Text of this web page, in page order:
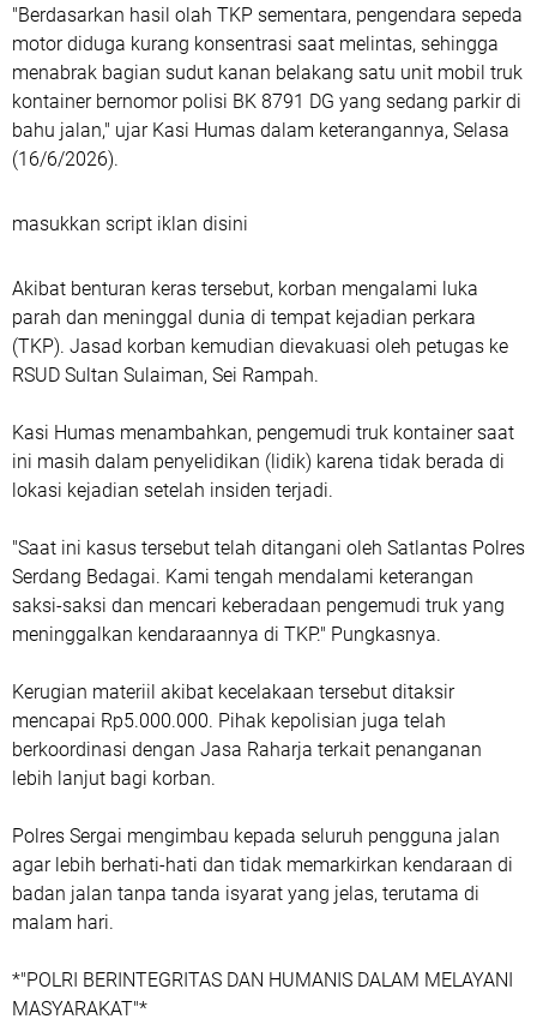
"Berdasarkan hasil olah TKP sementara, pengendara sepeda
motor diduga kurang konsentrasi saat melintas, sehingga
menabrak bagian sudut kanan belakang satu unit mobil truk
kontainer bernomor polisi BK 8791 DG yang sedang parkir di
bahu jalan," ujar Kasi Humas dalam keterangannya, Selasa
(16/6/2026).
masukkan script iklan disini
Akibat benturan keras tersebut, korban mengalami luka
parah dan meninggal dunia di tempat kejadian perkara
(TKP). Jasad korban kemudian dievakuasi oleh petugas ke
RSUD Sultan Sulaiman, Sei Rampah.
Kasi Humas menambahkan, pengemudi truk kontainer saat
ini masih dalam penyelidikan (lidik) karena tidak berada di
lokasi kejadian setelah insiden terjadi.
"Saat ini kasus tersebut telah ditangani oleh Satlantas Polres
Serdang Bedagai. Kami tengah mendalami keterangan
saksi-saksi dan mencari keberadaan pengemudi truk yang
meninggalkan kendaraannya di TKP." Pungkasnya.
Kerugian materiil akibat kecelakaan tersebut ditaksir
mencapai Rp5.000.000. Pihak kepolisian juga telah
berkoordinasi dengan Jasa Raharja terkait penanganan
lebih lanjut bagi korban.
Polres Sergai mengimbau kepada seluruh pengguna jalan
agar lebih berhati-hati dan tidak memarkirkan kendaraan di
badan jalan tanpa tanda isyarat yang jelas, terutama di
malam hari.
*"POLRI BERINTEGRITAS DAN HUMANIS DALAM MELAYANI
MASYARAKAT"*